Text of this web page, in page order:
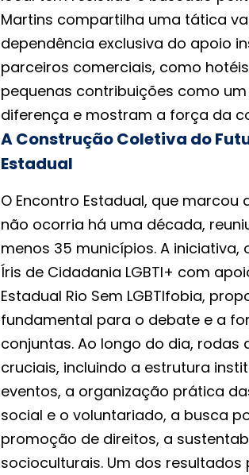
Martins compartilha uma tática
dependência exclusiva do apoio
parceiros comerciais, como
pequenas contribuições como
diferença e mostram a força da
A Construção Coletiva do
Estadual
O Encontro Estadual, que
não ocorria há uma década,
menos 35 municípios. A
Íris de Cidadania LGBTI+ com
Estadual Rio Sem LGBTIfobia,
fundamental para o debate e a
conjuntas. Ao longo do dia,
cruciais, incluindo a estrutura
eventos, a organização prática
social e o voluntariado, a busca
promoção de direitos, a
socioculturais. Um dos